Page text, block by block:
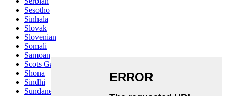
Sesotho
Sinhala
Slovak
Slovenian
Somali
Samoan
Scots Gaelic
Shona
Sindhi
Sundanese